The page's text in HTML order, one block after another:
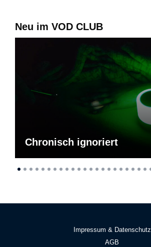
Neu im VOD CLUB
Chronisch ignoriert
Impressum & Datenschutz
AGB